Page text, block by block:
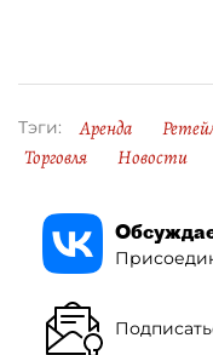
Тэги: Аренда
Торговля
Новости